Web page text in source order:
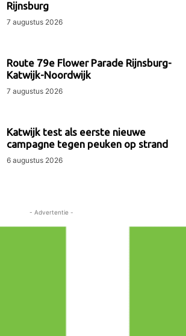
Rijnsburg
7 augustus 2026
Route 79e Flower Parade Rijnsburg-
Katwijk-Noordwijk
7 augustus 2026
Katwijk test als eerste nieuwe
campagne tegen peuken op strand
6 augustus 2026
- Advertentie -